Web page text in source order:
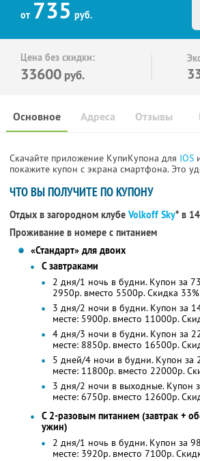
от 735 руб.
Цена без скидки:
33600 руб.
Основное Отзывы
Адреса
Скачайте приложение КупиКупона для IOS
покажите купон с экрана смартфона. Это
ЧТО ВЫ ПОЛУЧИТЕ ПО КУПОНУ
Отдых в загородном клубе Volkoff Sky* в
Проживание в номере с питанием
«Стандарт» для двоих
С завтраками
2 дня/1 ночь в будни. Купон за
2950р. вместо 5500р. Скидка 33%
3 дня/2 ночи в будни. Купон за
месте: 5900р. вместо 11000р.
4 дня/3 ночи в будни. Купон за
месте: 8850р. вместо 16500р.
5 дней/4 ночи в будни. Купон за
месте: 11800р. вместо 22000р.
3 дня/2 ночи в выходные. Купон
месте: 6750р. вместо 12600р.
С 2-разовым питанием (завтрак +
ужин)
2 дня/1 ночь в будни. Купон за
месте: 3920р. вместо 7100р.